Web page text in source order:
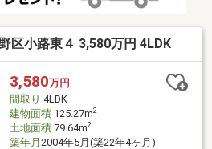
区小路東４ 3,580万円 4LDK
3,580万円
間取り 4LDK
建物面積125.27m2
土地面積79.64m2
築年月 2004年5月(築22年4ヶ月)